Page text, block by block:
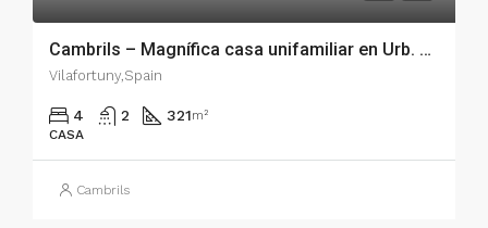
Cambrils – Magnífica casa unifamiliar en Urb. Els Tallats. – 007.01357
Vilafortuny,Spain
4 2 321m²
CASA
Cambrils